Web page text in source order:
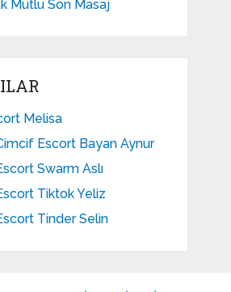
Mutlu Son Masaj
Melisa
Escort Bayan Aynur
Swarm Aslı
Tiktok Yeliz
Tinder Selin